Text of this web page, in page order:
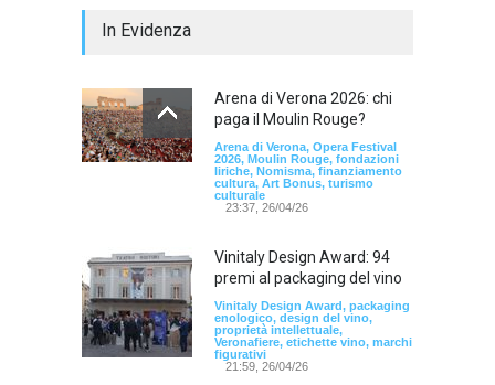
In Evidenza
Arena di Verona 2026: chi
paga il Moulin Rouge?
Arena di Verona, Opera Festival
2026, Moulin Rouge, fondazioni
liriche, Nomisma, finanziamento
cultura, Art Bonus, turismo
culturale
23:37, 26/04/26
Vinitaly Design Award: 94
premi al packaging del vino
Vinitaly Design Award, packaging
enologico, design del vino,
proprietà intellettuale,
Veronafiere, etichette vino, marchi
figurativi
21:59, 26/04/26